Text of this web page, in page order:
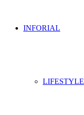
INFORIAL
LIFESTYLE